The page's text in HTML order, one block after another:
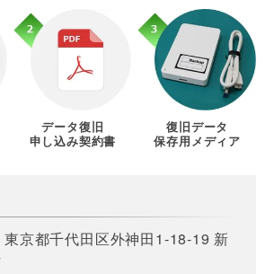
データ復旧
申し込み契約書
復旧データ
保存用メディア
京都千代田区外神田1-18-19 新